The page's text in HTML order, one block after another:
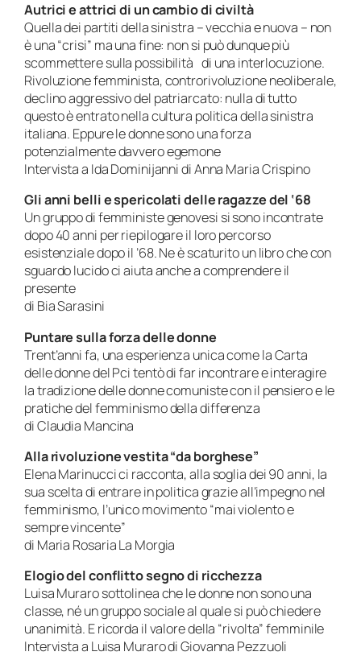
Autrici e attrici di un cambio di civiltà
Quella dei partiti della sinistra – vecchia e nuova – non
è una “crisi” ma una fine: non si può dunque più
scommettere sulla possibilità di una interlocuzione.
Rivoluzione femminista, controrivoluzione neoliberale,
declino aggressivo del patriarcato: nulla di tutto
questo è entrato nella cultura politica della sinistra
italiana. Eppure le donne sono una forza
potenzialmente davvero egemone
Intervista a Ida Dominijanni di Anna Maria Crispino
Gli anni belli e spericolati delle ragazze del ‘68
Un gruppo di femministe genovesi si sono incontrate
dopo 40 anni per riepilogare il loro percorso
esistenziale dopo il ’68. Ne è scaturito un libro che con
sguardo lucido ci aiuta anche a comprendere il
presente
di Bia Sarasini
Puntare sulla forza delle donne
Trent’anni fa, una esperienza unica come la Carta
delle donne del Pci tentò di far incontrare e interagire
la tradizione delle donne comuniste con il pensiero e le
pratiche del femminismo della differenza
di Claudia Mancina
Alla rivoluzione vestita “da borghese”
Elena Marinucci ci racconta, alla soglia dei 90 anni, la
sua scelta di entrare in politica grazie all’impegno nel
femminismo, l’unico movimento “mai violento e
sempre vincente”
di Maria Rosaria La Morgia
Elogio del conflitto segno di ricchezza
Luisa Muraro sottolinea che le donne non sono una
classe, né un gruppo sociale al quale si può chiedere
unanimità. E ricorda il valore della “rivolta” femminile
Intervista a Luisa Muraro di Giovanna Pezzuoli